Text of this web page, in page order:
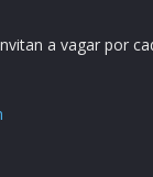
a vagar por